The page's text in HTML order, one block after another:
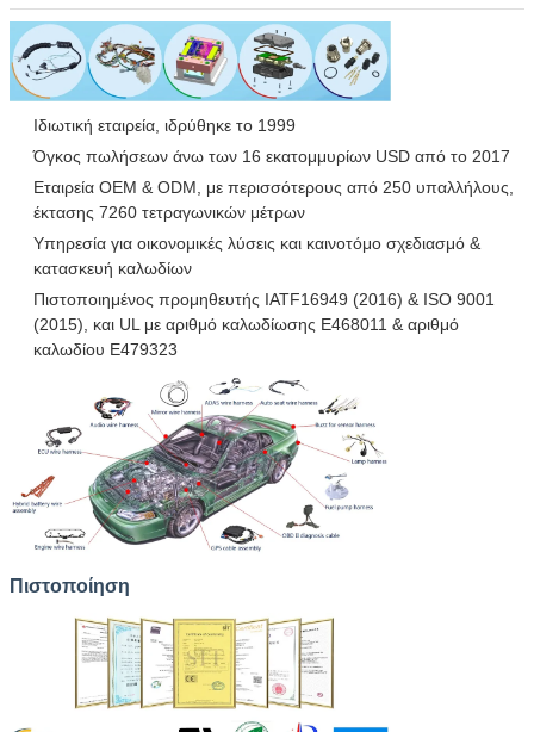
Ιδιωτική εταιρεία, ιδρύθηκε το 1999
Όγκος πωλήσεων άνω των 16 εκατομμυρίων USD από το 2017
Εταιρεία OEM & ODM, με περισσότερους από 250 υπαλλήλους,
έκτασης 7260 τετραγωνικών μέτρων
Υπηρεσία για οικονομικές λύσεις και καινοτόμο σχεδιασμό &
κατασκευή καλωδίων
Πιστοποιημένος προμηθευτής IATF16949 (2016) & ISO 9001
(2015), και UL με αριθμό καλωδίωσης E468011 & αριθμό
καλωδίου E479323
Πιστοποίηση